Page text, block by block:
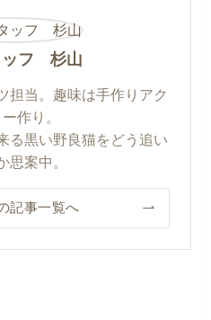
ッフ 杉山
担当。趣味は手作りアク
作り。
る黒い野良猫をどう追い
思案中。
記事一覧へ